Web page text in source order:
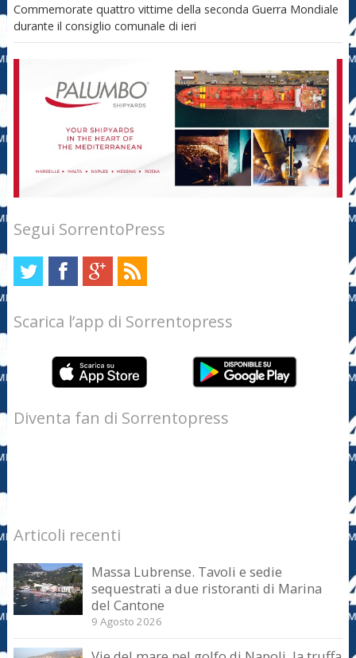
Commemorate quattro vittime della seconda Guerra Mondiale
durante il consiglio comunale di ieri
Segui SorrentoPress
Scarica l’app di Sorrentopress
Diventa fan di Sorrentopress
Articoli recenti
Massa Lubrense. Tavoli e sedie
sequestrati a due ristoranti di Marina
del Cantone
9 Agosto 2026